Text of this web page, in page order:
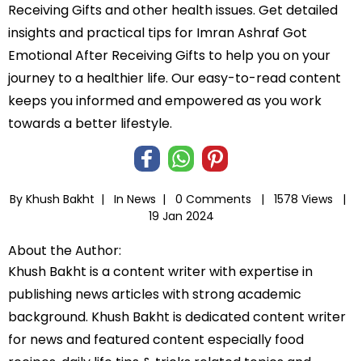
Receiving Gifts and other health issues. Get detailed
insights and practical tips for Imran Ashraf Got
Emotional After Receiving Gifts to help you on your
journey to a healthier life. Our easy-to-read content
keeps you informed and empowered as you work
towards a better lifestyle.
By Khush Bakht | In News | 0 Comments |
1578 Views |
19 Jan 2024
About the Author:
Khush Bakht is a content writer with expertise in
publishing news articles with strong academic
background. Khush Bakht is dedicated content writer
for news and featured content especially food